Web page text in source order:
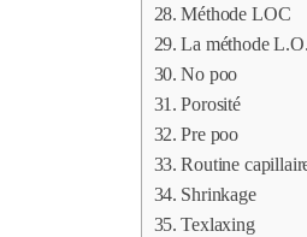
Méthode LOC
La méthode
No poo
Porosité
Pre poo
Routine
Shrinkage
Texlaxing